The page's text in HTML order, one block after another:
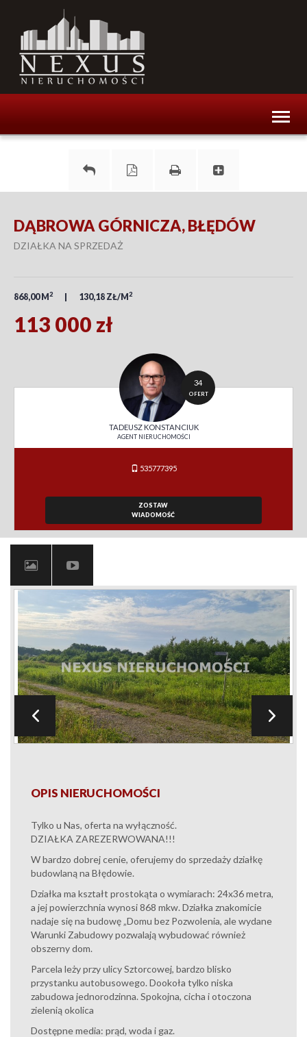
DĄBROWA GÓRNICZA, BŁĘDÓW
DZIAŁKA NA SPRZEDAŻ
868,00 M 2 130,18 ZŁ/M 2
113 000 zł
34
OFERT
TADEUSZ KONSTANCIUK
AGENT NIERUCHOMOŚCI
535777395
ZOSTAW
WIADOMOŚĆ
OPIS NIERUCHOMOŚCI
Tylko u Nas, oferta na wyłączność.
DZIAŁKA ZAREZERWOWANA!!!
W bardzo dobrej cenie, oferujemy do sprzedaży działkę
budowlaną na Błędowie.
Działka ma kształt prostokąta o wymiarach: 24x36 metra,
a jej powierzchnia wynosi 868 mkw. Działka znakomicie
nadaje się na budowę „Domu bez Pozwolenia, ale wydane
Warunki Zabudowy pozwalają wybudować również
obszerny dom.
Parcela leży przy ulicy Sztorcowej, bardzo blisko
przystanku autobusowego. Dookoła tylko niska
zabudowa jednorodzinna. Spokojna, cicha i otoczona
zielenią okolica
Dostępne media: prąd, woda i gaz.